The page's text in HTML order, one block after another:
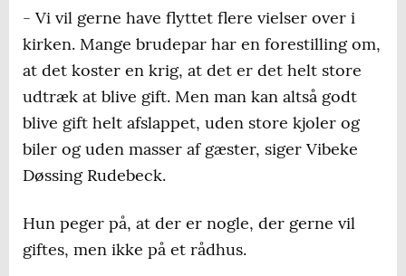
- Vi vil gerne have flyttet flere vielser over i
kirken. Mange brudepar har en forestilling om,
at det koster en krig, at det er det helt store
udtræk at blive gift. Men man kan altså godt
blive gift helt afslappet, uden store kjoler og
biler og uden masser af gæster, siger Vibeke
Døssing Rudebeck.
Hun peger på, at der er nogle, der gerne vil
giftes, men ikke på et rådhus.